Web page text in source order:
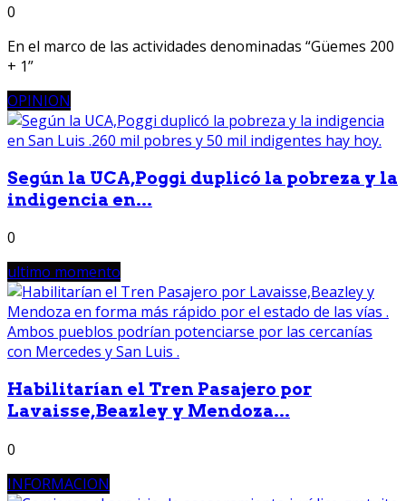
0
En el marco de las actividades denominadas “Güemes 200
+ 1”
OPINION
Según la UCA,Poggi duplicó la pobreza y la
indigencia en...
0
ultimo momento
Habilitarían el Tren Pasajero por
Lavaisse,Beazley y Mendoza...
0
INFORMACION